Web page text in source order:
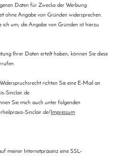
Daten für Zwecke der Werbung
ohne Angabe von Gründen widersprechen.
ich um; die Angabe von Gründen ist hierzu
Ihrer Daten erteilt haben, können Sie diese
richten Sie eine E-Mail an
Sinclair.de
Sie mich auch unter folgenden
Sinclair.de/ Impressum
meiner Internetpräsenz eine SSL-